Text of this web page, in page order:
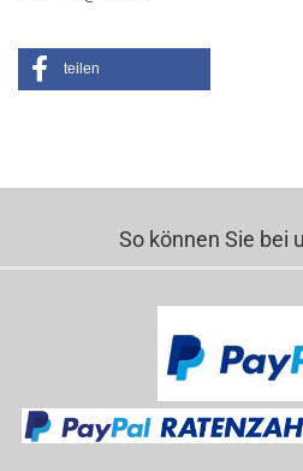
teilen
So können Sie bei